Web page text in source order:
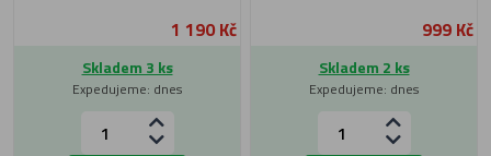
1 190 Kč
Skladem 3 ks
Expedujeme: dnes
999 Kč
Skladem 2 ks
Expedujeme: dnes